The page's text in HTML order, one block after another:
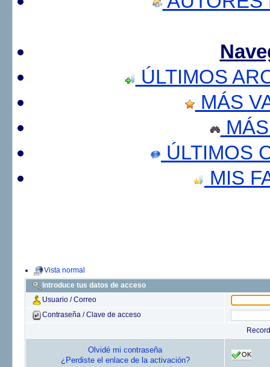
ÚLTIMOS
MÁS
ÚLTIMOS
MIS
Vista normal
Introduce tus datos de acceso
Usuario / Correo
Contraseña / Clave de acceso
Olvidé mi contraseña
¿Perdiste el enlace de la activación?
OK